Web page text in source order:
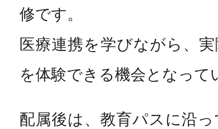
修です。
医療連携を学びながら、
を体験できる機会となって
配属後は、教育パスに沿